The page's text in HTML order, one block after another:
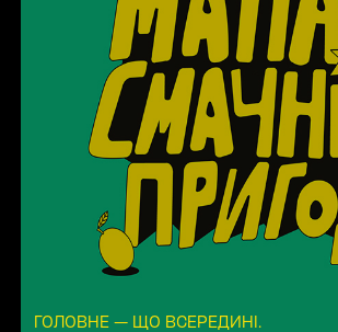
ГОЛОВНЕ — ЩО ВСЕРЕДИНІ .